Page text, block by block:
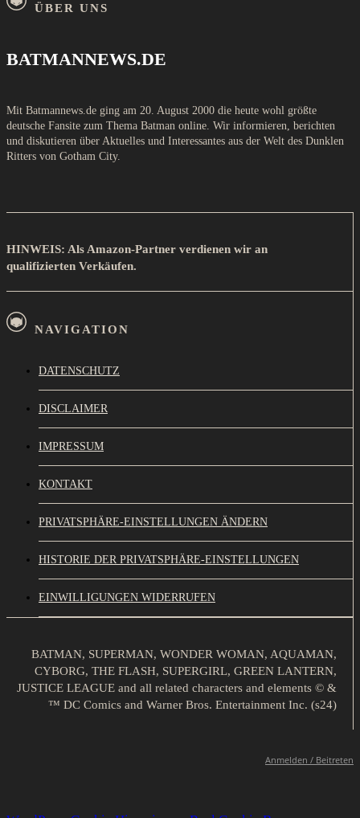
ÜBER UNS
BATMANNEWS.DE
Mit Batmannews.de ging am 20. August 2000 die heute wohl größte
deutsche Fansite zum Thema Batman online. Wir informieren, berichten
und diskutieren über Aktuelles und Interessantes aus der Welt des Dunklen
Ritters von Gotham City.
HINWEIS: Als Amazon-Partner verdienen wir an
qualifizierten Verkäufen.
NAVIGATION
DATENSCHUTZ
DISCLAIMER
IMPRESSUM
KONTAKT
PRIVATSPHÄRE-EINSTELLUNGEN ÄNDERN
HISTORIE DER PRIVATSPHÄRE-EINSTELLUNGEN
EINWILLIGUNGEN WIDERRUFEN
BATMAN, SUPERMAN, WONDER WOMAN, AQUAMAN,
CYBORG, THE FLASH, SUPERGIRL, GREEN LANTERN,
JUSTICE LEAGUE and all related characters and elements © &
™ DC Comics and Warner Bros. Entertainment Inc. (s24)
Anmelden / Beitreten